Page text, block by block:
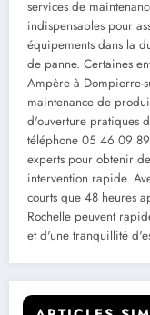
services de
indispensables pour
équipements dans la
de panne. Certaines
Ampère à Dompierre-
maintenance de
d'ouverture pratiques
téléphone 05 46 09
experts pour obtenir
intervention rapide.
courts que 48 heures
Rochelle peuvent
et d'une tranquillité